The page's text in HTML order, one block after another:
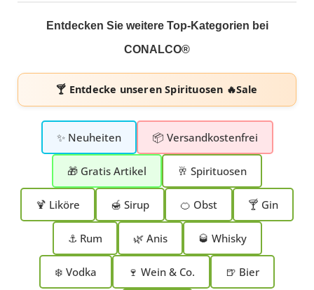
Entdecken Sie weitere Top-Kategorien bei
CONALCO®
🍸 Entdecke unserenSpirituosen 🔥Sale
✨ Neuheiten 📦 Versandkostenfrei
🎁 Gratis Artikel 🥂 Spirituosen
🍹 Liköre 🍯 Sirup 🍊 Obst 🍸 Gin
⚓ Rum 🌿 Anis 🥃 Whisky
❄️ Vodka 🍷 Wein & Co. 🍺 Bier